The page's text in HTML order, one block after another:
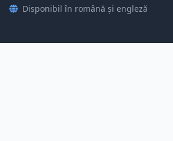
Disponibil în română și engleză